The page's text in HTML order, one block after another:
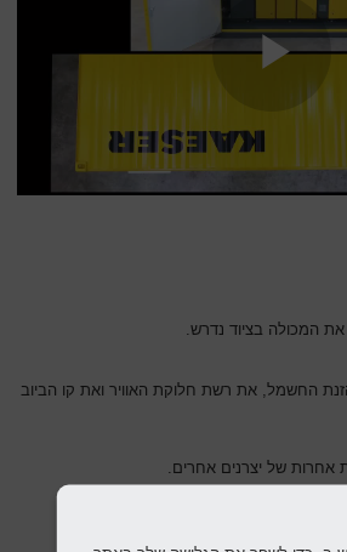
את המכולה בציוד נדרש.
החשמל, את רשת חלוקת האוויר ואת קו הביוב
של יצרנים אחרים.